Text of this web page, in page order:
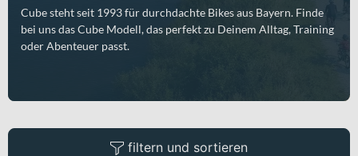
Cube steht seit 1993 für durchdachte Bikes aus Bayern. Finde
bei uns das Cube Modell, das perfekt zu Deinem Alltag, Training
oder Abenteuer passt.
filtern und sortieren